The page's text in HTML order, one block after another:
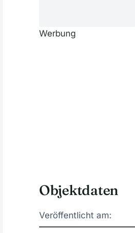
Werbung
Objektdaten
Veröffentlicht am: